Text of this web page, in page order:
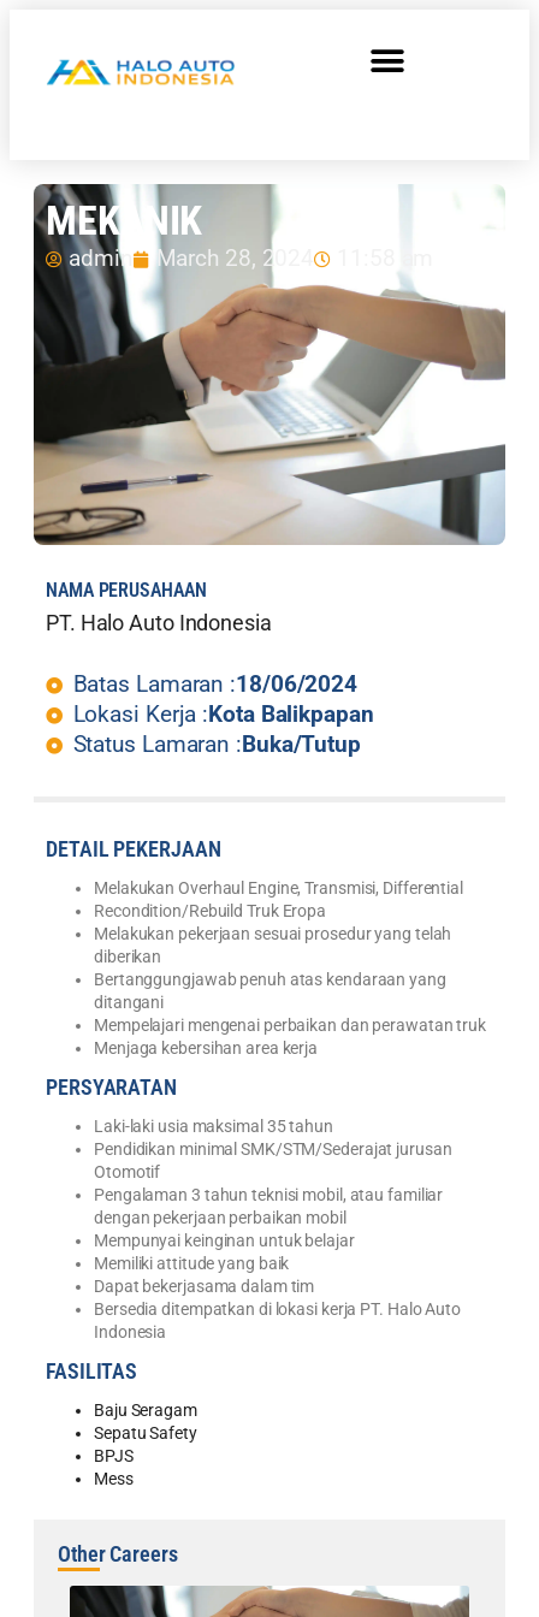
MEKANIK
admin March 28, 2024
NAMA PERUSAHAAN
PT. Halo Auto Indonesia
Batas Lamaran :18/06/2024
Lokasi Kerja : Kota Balikpapan
Status Lamaran : Buka/Tutup
DETAIL PEKERJAAN
Melakukan Overhaul Engine, Transmisi, Differential
Recondition/Rebuild Truk Eropa
Melakukan pekerjaan sesuai prosedur yang telah
diberikan
Bertanggungjawab penuh atas kendaraan yang
ditangani
Mempelajari mengenai perbaikan dan perawatan truk
Menjaga kebersihan area kerja
PERSYARATAN
Laki-laki usia maksimal 35 tahun
Pendidikan minimal SMK/STM/Sederajat jurusan
Otomotif
Pengalaman 3 tahun teknisi mobil, atau familiar
dengan pekerjaan perbaikan mobil
Mempunyai keinginan untuk belajar
Memiliki attitude yang baik
Dapat bekerjasama dalam tim
Bersedia ditempatkan di lokasi kerja PT. Halo Auto
Indonesia
FASILITAS
Baju Seragam
Sepatu Safety
BPJS
Mess
Other Careers